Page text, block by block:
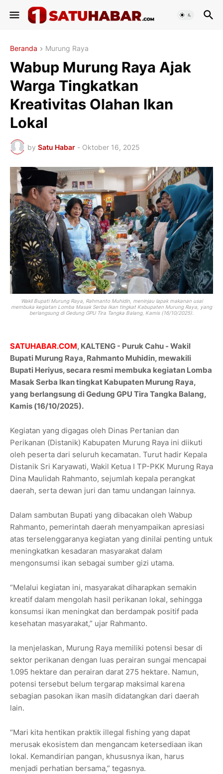
Beranda Murung Raya
Wabup Murung Raya Ajak
Warga Tingkatkan
Kreativitas Olahan Ikan
Lokal
by Satu Habar - Oktober 16, 2025
Wakil Bupati Murung Raya, Rahmanto Muhidin, meninjau lapak makanan usai
membuka kegiatan Lomba Masak Serba Ikan tingkat Kabupaten Murung Raya, yang
berlangsung di Gedung GPU Tira Tangka Balang, Kamis (16/10/2025).
SATUHABAR.COM, KALTENG - Puruk Cahu - Wakil
Bupati Murung Raya, Rahmanto Muhidin, mewakili
Bupati Heriyus, secara resmi membuka kegiatan Lomba
Masak Serba Ikan tingkat Kabupaten Murung Raya,
yang berlangsung di Gedung GPU Tira Tangka Balang,
Kamis (16/10/2025).
Kegiatan yang digagas oleh Dinas Pertanian dan
Perikanan (Distanik) Kabupaten Murung Raya ini diikuti
oleh peserta dari seluruh kecamatan. Turut hadir Kepala
Distanik Sri Karyawati, Wakil Ketua I TP-PKK Murung Raya
Dina Maulidah Rahmanto, sejumlah kepala perangkat
daerah, serta dewan juri dan tamu undangan lainnya.
Dalam sambutan Bupati yang dibacakan oleh Wabup
Rahmanto, pemerintah daerah menyampaikan apresiasi
atas terselenggaranya kegiatan yang dinilai penting untuk
meningkatkan kesadaran masyarakat dalam
mengonsumsi ikan sebagai sumber gizi utama.
“Melalui kegiatan ini, masyarakat diharapkan semakin
kreatif dalam mengolah hasil perikanan lokal, sehingga
konsumsi ikan meningkat dan berdampak positif pada
kesehatan masyarakat,” ujar Rahmanto.
Ia menjelaskan, Murung Raya memiliki potensi besar di
sektor perikanan dengan luas perairan sungai mencapai
1.095 hektare dan perairan darat 275 hektare. Namun,
potensi tersebut belum tergarap maksimal karena
sebagian pasokan ikan masih didatangkan dari daerah
lain.
“Mari kita hentikan praktik illegal fishing yang dapat
merusak ekosistem dan mengancam ketersediaan ikan
lokal. Kemandirian pangan, khususnya ikan, harus
menjadi perhatian bersama,” tegasnya.